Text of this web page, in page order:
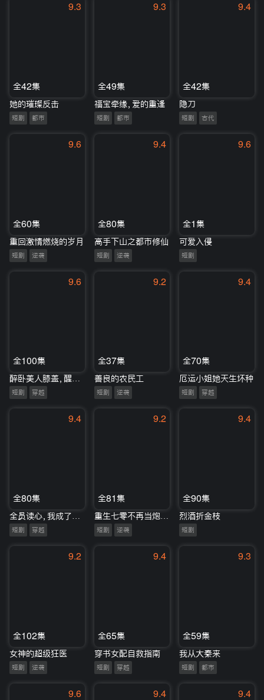
9.3
全42集
她的璀璨反击
短剧 都市
9.3
全49集
福宝牵缘，爱的重逢
短剧 都市
9.4
全42集
隐刀
短剧 古代
9.6
全60集
重回激情燃烧的岁月
短剧 逆袭
9.4
全80集
高手下山之都市修仙
短剧 逆袭
9.6
全1集
可爱入侵
短剧
9.6
全100集
醉卧美人膝盖，醒掌天下权
短剧 穿越
9.2
全37集
善良的农民工
短剧 逆袭
9.4
全70集
厄运小姐她天生坏种
短剧 穿越
9.4
全80集
短剧 穿越
9.2
全81集
短剧 逆袭
9.4
全90集
烈酒折金枝
短剧
9.2
全102集
女神的超级狂医
短剧 逆袭
9.4
全65集
穿书女配自救指南
短剧 穿越
9.3
全59集
我从大秦来
短剧 都市
9.6 9.4 9.4